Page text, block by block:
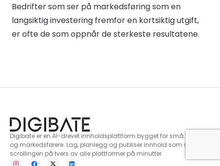
Bedrifter som ser på markedsføring som en
langsiktig investering fremfor en kortsiktig utgift,
er ofte de som oppnår de sterkeste resultatene.
Digibate er en AI-drevet innholdsplattform bygget for små bedrifter
og markedsførere. Lag, planlegg og publiser innhold som stopper
scrollingen på tvers av alle plattformer på minutter.